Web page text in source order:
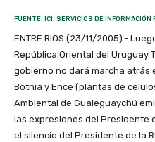
FUENTE: ICI. SERVICIOS DE INFORMACIÓN
ENTRE RIOS (23/11/2005).-
República Oriental del Uruguay
gobierno no dará marcha atrás
Botnia y Ence (plantas de
Ambiental de Gualeguaychú
las expresiones del Presidente
el silencio del Presidente de la